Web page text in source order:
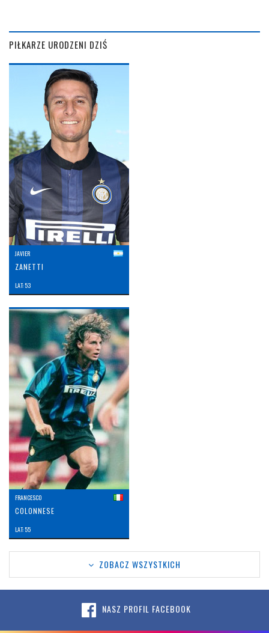
PIŁKARZE URODZENI DZIŚ
JAVIER
ZANETTI
LAT: 53
FRANCESCO
COLONNESE
LAT: 55
ZOBACZ WSZYSTKICH
NASZ PROFIL FACEBOOK